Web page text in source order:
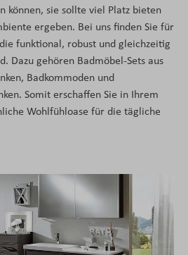
können, sie sollte viel Platz bieten
ergeben. Bei uns finden Sie für
funktional, robust und gleichzeitig
Dazu gehören Badmöbel-Sets aus
Badkommoden und
Somit erschaffen Sie in Ihrem
Wohlfühloase für die tägliche